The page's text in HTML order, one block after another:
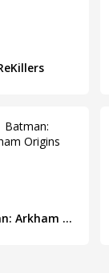
Batman: Arkham Origins